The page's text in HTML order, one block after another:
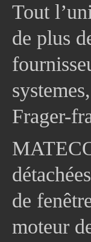
Tout
de plus
Frager-
de
moteur